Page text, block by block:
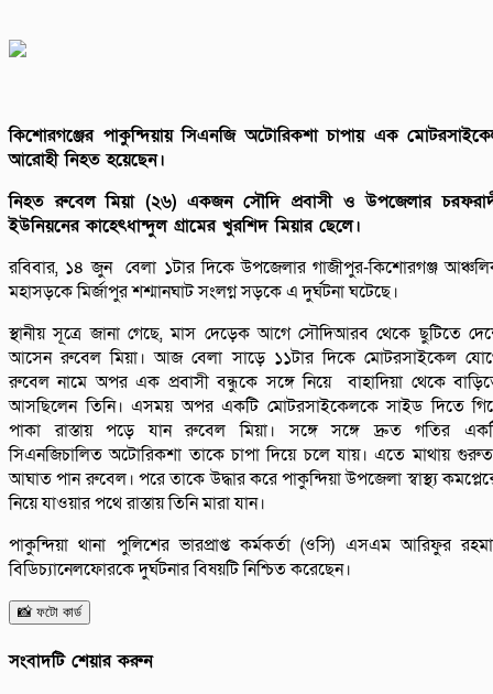
কিশোরগঞ্জের পাকুন্দিয়ায় সিএনজি অটোরিকশা চাপায় এক
আরোহী নিহত হয়েছেন।
নিহত রুবেল মিয়া (২৬) একজন সৌদি প্রবাসী ও উপজেলার
ইউনিয়নের কাহেৎধান্দুল গ্রামের খুরশিদ মিয়ার ছেলে।
রবিবার, ১৪ জুন বেলা ১টার দিকে উপজেলার গাজীপুর-কিশোরগঞ্জ
মহাসড়কে মির্জাপুর শশ্মানঘাট সংলগ্ন সড়কে এ দুর্ঘটনা ঘটেছে।
স্থানীয় সূত্রে জানা গেছে, মাস দেড়েক আগে সৌদিআরব থেকে ছুটিতে
আসেন রুবেল মিয়া। আজ বেলা সাড়ে ১১টার দিকে মোটরসাইকেল
রুবেল নামে অপর এক প্রবাসী বন্ধুকে সঙ্গে নিয়ে বাহাদিয়া থেকে
আসছিলেন তিনি। এসময় অপর একটি মোটরসাইকেলকে সাইড দিতে
পাকা রাস্তায় পড়ে যান রুবেল মিয়া। সঙ্গে সঙ্গে দ্রুত গতির
সিএনজিচালিত অটোরিকশা তাকে চাপা দিয়ে চলে যায়। এতে মাথায়
আঘাত পান রুবেল। পরে তাকে উদ্ধার করে পাকুন্দিয়া উপজেলা স্বাস্থ্য
নিয়ে যাওয়ার পথে রাস্তায় তিনি মারা যান।
পাকুন্দিয়া থানা পুলিশের ভারপ্রাপ্ত কর্মকর্তা (ওসি) এসএম আরিফুর
বিডিচ্যানেলফোরকে দুর্ঘটনার বিষয়টি নিশ্চিত করেছেন।
📸 ফটো কার্ড
সংবাদটি শেয়ার করুন